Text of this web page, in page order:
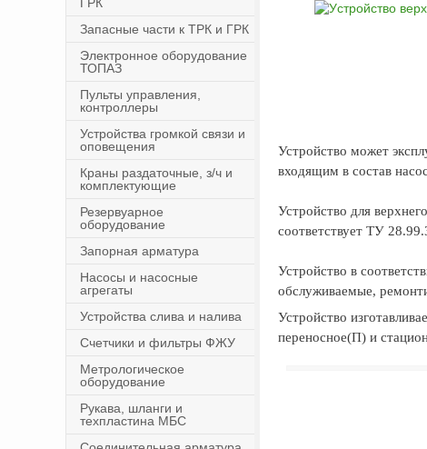
Запасные части к ТРК и ГРК
Электронное оборудование
ТОПАЗ
Пульты управления,
контроллеры
Устройства громкой связи и
оповещения
Краны раздаточные, з/ч и
комплектующие
Резервуарное
оборудование
Запорная арматура
Насосы и насосные
агрегаты
Устройства слива и налива
Счетчики и фильтры ФЖУ
Метрологическое
оборудование
Рукава, шланги и
техпластина МБС
Устройство может
входящим в состав
Устройство для
соответствует ТУ
Устройство в
обслуживаемые,
Устройство
переносное(П) и